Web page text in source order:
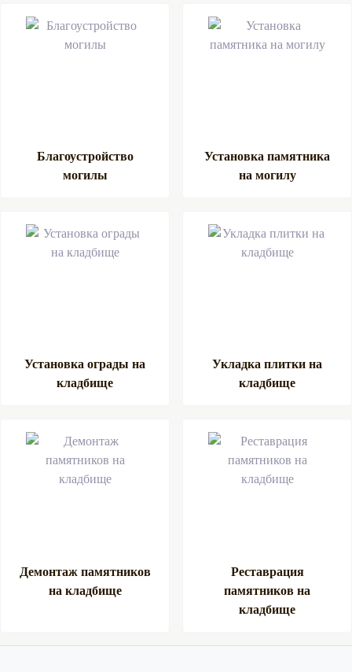
Благоустройство
могилы
Установка памятника
на могилу
Установка ограды на
кладбище
Укладка плитки на
кладбище
Демонтаж памятников
на кладбище
Реставрация
памятников на
кладбище